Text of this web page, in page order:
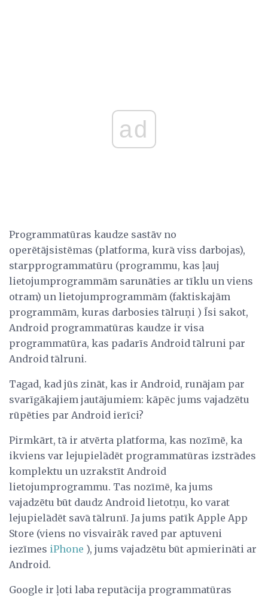
ad
Programmatūras kaudze sastāv no
operētājsistēmas (platforma, kurā viss darbojas),
starpprogrammatūru (programmu, kas ļauj
lietojumprogrammām sarunāties ar tīklu un viens
otram) un lietojumprogrammām (faktiskajām
programmām, kuras darbosies tālruņi ) Īsi sakot,
Android programmatūras kaudze ir visa
programmatūra, kas padarīs Android tālruni par
Android tālruni.
Tagad, kad jūs zināt, kas ir Android, runājam par
svarīgākajiem jautājumiem: kāpēc jums vajadzētu
rūpēties par Android ierīci?
Pirmkārt, tā ir atvērta platforma, kas nozīmē, ka
ikviens var lejupielādēt programmatūras izstrādes
komplektu un uzrakstīt Android
lietojumprogrammu. Tas nozīmē, ka jums
vajadzētu būt daudz Android lietotņu, ko varat
lejupielādēt savā tālrunī. Ja jums patīk Apple App
Store (viens no visvairāk raved par aptuveni
iezīmes iPhone ), jums vajadzētu būt apmierināti ar
Android.
Google ir ļoti laba reputācija programmatūras